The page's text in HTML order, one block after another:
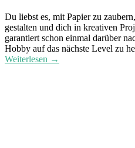
Du liebst es, mit Papier zu
gestalten und dich in kreativen
garantiert schon einmal darüber
Hobby auf das nächste Level zu
Weiterlesen →